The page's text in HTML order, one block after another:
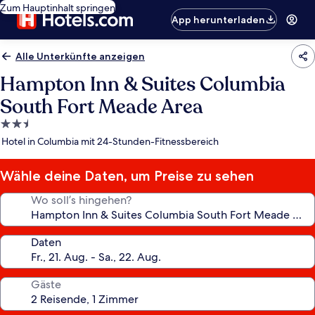
Zum Hauptinhalt springen
App herunterladen
Alle Unterkünfte anzeigen
Hampton Inn & Suites Columbia
South Fort Meade Area
2.5-
Sterne-
Hotel in Columbia mit 24-Stunden-Fitnessbereich
Wähle deine Daten, um Preise zu sehen
Wo soll’s hingehen?
Daten
Gäste